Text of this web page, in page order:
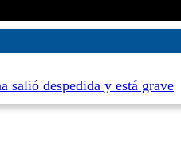
salió despedida y está grave